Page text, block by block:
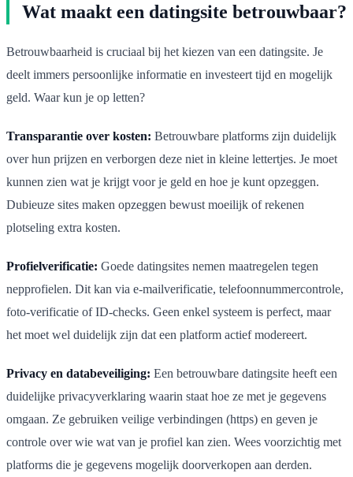
Wat maakt een datingsite betrouwbaar?
Betrouwbaarheid is cruciaal bij het kiezen van een datingsite. Je
deelt immers persoonlijke informatie en investeert tijd en mogelijk
geld. Waar kun je op letten?
Transparantie over kosten: Betrouwbare platforms zijn duidelijk
over hun prijzen en verborgen deze niet in kleine lettertjes. Je moet
kunnen zien wat je krijgt voor je geld en hoe je kunt opzeggen.
Dubieuze sites maken opzeggen bewust moeilijk of rekenen
plotseling extra kosten.
Profielverificatie: Goede datingsites nemen maatregelen tegen
nepprofielen. Dit kan via e-mailverificatie, telefoonnummercontrole,
foto-verificatie of ID-checks. Geen enkel systeem is perfect, maar
het moet wel duidelijk zijn dat een platform actief modereert.
Privacy en databeveiliging: Een betrouwbare datingsite heeft een
duidelijke privacyverklaring waarin staat hoe ze met je gegevens
omgaan. Ze gebruiken veilige verbindingen (https) en geven je
controle over wie wat van je profiel kan zien. Wees voorzichtig met
platforms die je gegevens mogelijk doorverkopen aan derden.